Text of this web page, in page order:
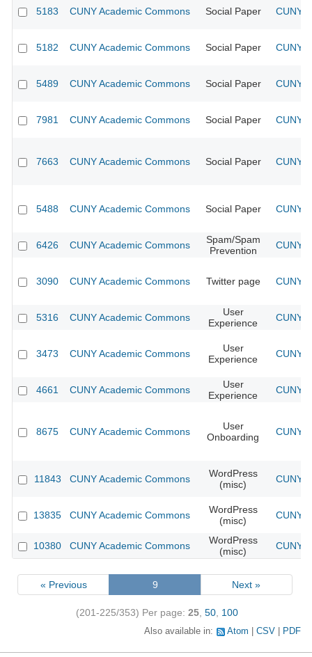
5183 CUNY Academic Commons Social Paper CUNY
5182 CUNY Academic Commons Social Paper CUNY
5489 CUNY Academic Commons Social Paper CUNY
7981 CUNY Academic Commons Social Paper CUNY
7663 CUNY Academic Commons Social Paper CUNY
5488 CUNY Academic Commons Social Paper CUNY
6426 CUNY Academic Commons
Spam/Spam
Prevention
CUNY
3090 CUNY Academic Commons Twitter page CUNY
5316 CUNY Academic Commons
User
Experience
CUNY
3473 CUNY Academic Commons
User
Experience
CUNY
4661 CUNY Academic Commons
User
Experience
CUNY
8675 CUNY Academic Commons
User
Onboarding
CUNY
11843 CUNY Academic Commons
WordPress
(misc)
CUNY
13835 CUNY Academic Commons
WordPress
(misc)
CUNY
10380 CUNY Academic Commons
WordPress
(misc)
CUNY
« Previous 9 Next »
(201-225/353) Per page: 25 50 100
Also available in: Atom CSV PDF